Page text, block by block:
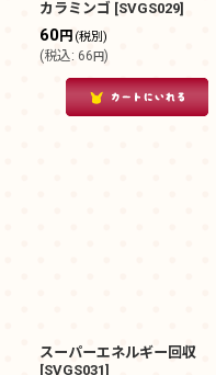
カラミンゴ [SVGS029]
60円 (税別)
(税込: 66円)
スーパーエネルギー回収
[SVGS031]